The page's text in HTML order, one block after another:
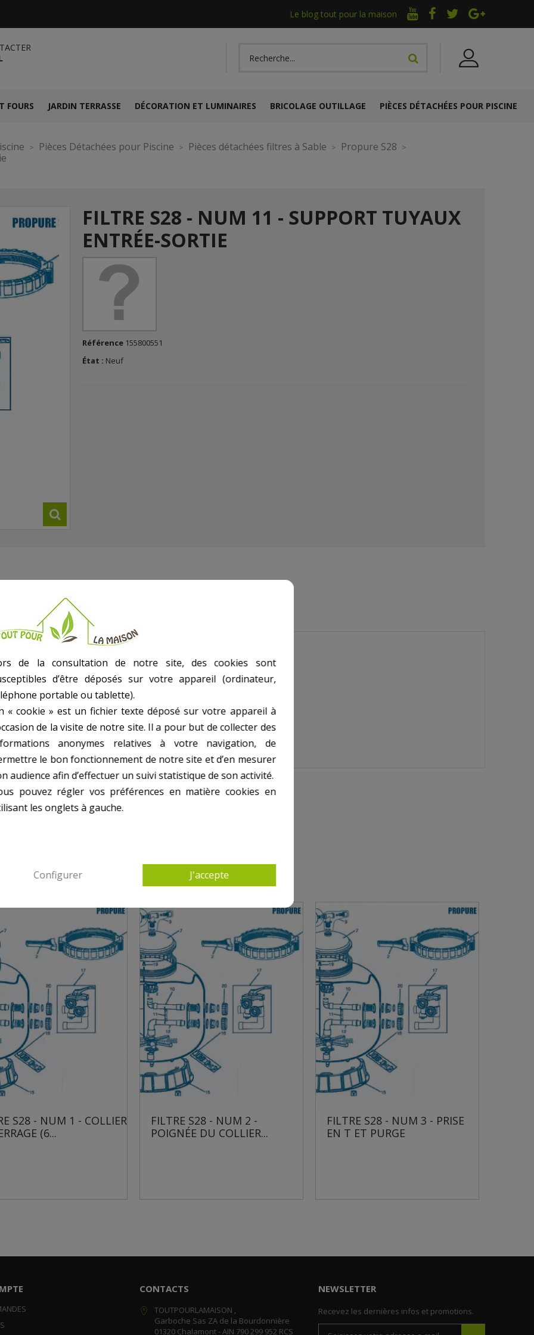
Le blog tout pour la maison
FOURS JARDIN TERRASSE DÉCORATION ET LUMINAIRES BRICOLAGE OUTILLAGE PIÈCES DÉTACHÉES POUR PISCINE
Pièces Détachées pour Piscine Pièces détachées filtres à Sable
Propure S28
FILTRE S28 - NUM 11 - SUPPORT TUYAUX
ENTRÉE-SORTIE
Référence 155800551
État : Neuf
FILTRE S28 - NUM 2 -
POIGNÉE DU COLLIER...
FILTRE S28 - NUM 3 - PRISE
EN T ET PURGE
FILTRE S28 - NUM 4 -
MANOMÈTRE
CONTACTS
TOUTPOURLAMAISON ,
Garboche Sas ZA de la Bourdonnière
01320 Chalamont - AIN 790 299 952 RCS
NEWSLETTER
Recevez les dernières infos et promotions.
de la consultation de notre site, des cookies sont
d’être déposés sur votre appareil (ordinateur,
portable ou tablette).
« cookie » est un fichier texte déposé sur votre appareil à
de la visite de notre site. Il a pour but de collecter des
anonymes relatives à votre navigation, de
le bon fonctionnement de notre site et d’en mesurer
audience afin d’effectuer un suivi statistique de son activité.
pouvez régler vos préférences en matière cookies en
les onglets à gauche.
Configurer J'accepte